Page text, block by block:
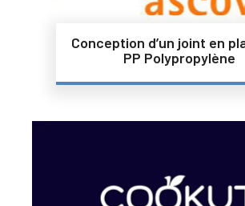
Conception d’un joint en
PP Polypropylène